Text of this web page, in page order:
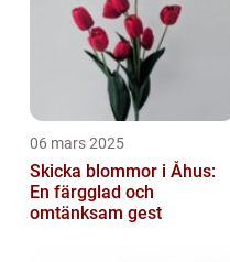
06 mars 2025
Skicka blommor i Åhus:
En färgglad och
omtänksam gest